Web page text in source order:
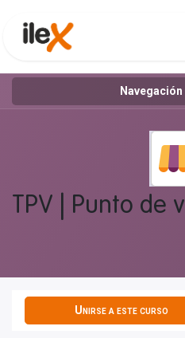
Navegación
TPV | Punto de
Unirse a este curso